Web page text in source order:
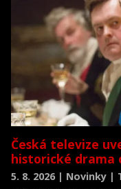
Česká televize
historické drama
5. 8. 2026 | Novinky |